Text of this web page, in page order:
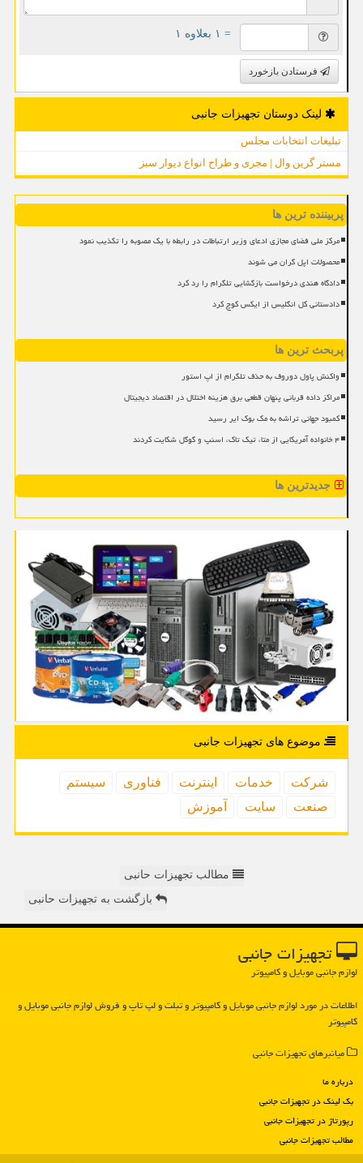
= ۱ بعلاوه ۱
فرستادن بازخورد
لینک دوستان تجهیزات جانبی
تبلیغات انتخابات مجلس
مستر گرین وال | مجری و طراح انواع دیوار سبز
پربیننده ترین ها
مرکز ملی فضای مجازی ادعای وزیر ارتباطات در رابطه با یک مصوبه را تکذیب نمود
محصولات اپل گران می شوند
دادگاه هندی درخواست بازگشایی تلگرام را رد کرد
دادستانی کل انگلیس از ایکس کوچ کرد
پربحث ترین ها
واکنش پاول دوروف به حذف تلگرام از اپ استور
مراکز داده قربانی پنهان قطعی برق هزینه اختلال در اقتصاد دیجیتال
کمبود جهانی تراشه به مک بوک ایر رسید
۴ خانواده آمریکایی از متا، تیک تاک، اسنپ و گوگل شکایت کردند
جدیدترین ها
موضوع های تجهیزات جانبی
شركت خدمات اینترنت فناوری
سیستم
صنعت
سایت آموزش
مطالب تجهیزات حانبی
بازگشت به تجهیزات حانبی
تجهیزات جانبی
لوازم جانبی موبایل و کامپیوتر
اطلاعات در مورد لوازم جانبی موبایل و كامپیوتر و تبلت و لپ تاپ و فروش لوازم جانبی موبایل و
كامپیوتر
میانبرهای تجهیزات جانبی
درباره ما
بک لینک در تجهیزات جانبی
رپورتاژ در تجهیزات جانبی
مطالب تجهیزات جانبی